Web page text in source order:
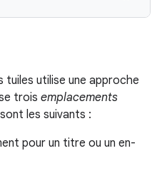
tuiles utilise une approche
trois emplacements
les suivants :
pour un titre ou un en-